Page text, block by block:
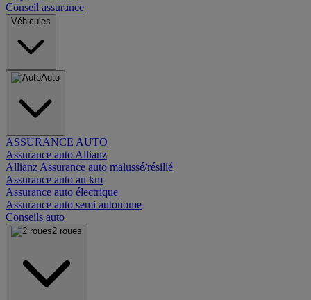
Conseil assurance
Véhicules
Auto
ASSURANCE AUTO
Assurance auto Allianz
Allianz Assurance auto malussé/résilié
Assurance auto au km
Assurance auto électrique
Assurance auto semi autonome
Conseils auto
2 roues